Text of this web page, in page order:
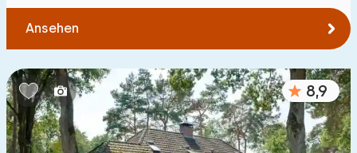
Schlafzimmern:
1 2 3 4 5
Ansehen
8,9